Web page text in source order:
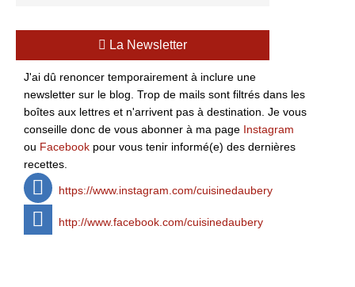
La Newsletter
J'ai dû renoncer temporairement à inclure une
newsletter sur le blog. Trop de mails sont filtrés dans les
boîtes aux lettres et n'arrivent pas à destination. Je vous
conseille donc de vous abonner à ma page Instagram
ou Facebook pour vous tenir informé(e) des dernières
recettes.
https://www.instagram.com/cuisinedaubery
http://www.facebook.com/cuisinedaubery